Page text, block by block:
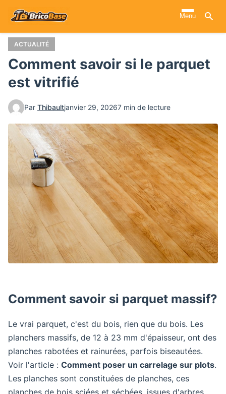
contenu
principal
Menu
ACTUALITÉ
Comment savoir si le parquet
est vitrifié
Par Thibaultjanvier 29, 20267 min de lecture
Comment savoir si parquet massif?
Le vrai parquet, c'est du bois, rien que du bois. Les
planchers massifs, de 12 à 23 mm d'épaisseur, ont des
planches rabotées et rainurées, parfois biseautées.
Voir l'article : Comment poser un carrelage sur plots.
Les planches sont constituées de planches, ces